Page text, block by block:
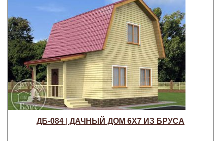
ДБ-084 | ДАЧНЫЙ ДОМ 6Х7 ИЗ БРУСА